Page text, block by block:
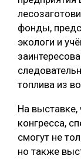
СУШКА
МЕБЕЛЬНОЕ
фонды,
экологи и
топлива из
На выставке,
конгресса,
смогут не
но также